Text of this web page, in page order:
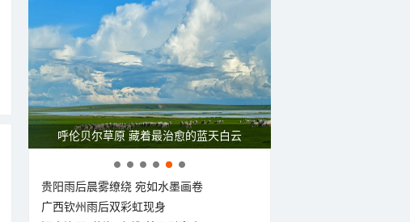
呼伦贝尔草原 藏着最治愈的蓝天白云
贵阳雨后晨雾缭绕 宛如水墨画卷
广西钦州雨后双彩虹现身